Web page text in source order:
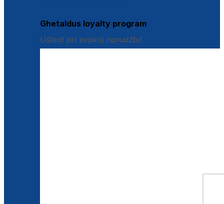
Ghetaldus loyalty program
Uštedi pri svakoj narudžbi!